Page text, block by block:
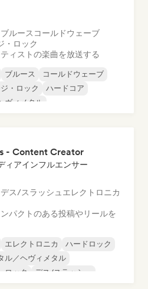
ブルース コールドウェーブ
・ロック
ィストの楽曲を放送する
ブルース
コールドウェーブ
・ロック
ハードコア
ヴィメタル
- Content Creator
ィアインフルエンサー
デス/スラッシュ エレクトロニカ
パクトのある投稿やリールを
エレクトロニカ
ハードロック
ル／ヘヴィメタル
ロック デス/スラッシュ